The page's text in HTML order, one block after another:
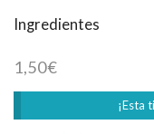
Ingredientes
1,50€
¡Esta